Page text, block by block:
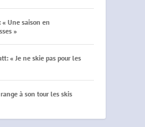
« Une saison en
»
« Je ne skie pas pour les
à son tour les skis